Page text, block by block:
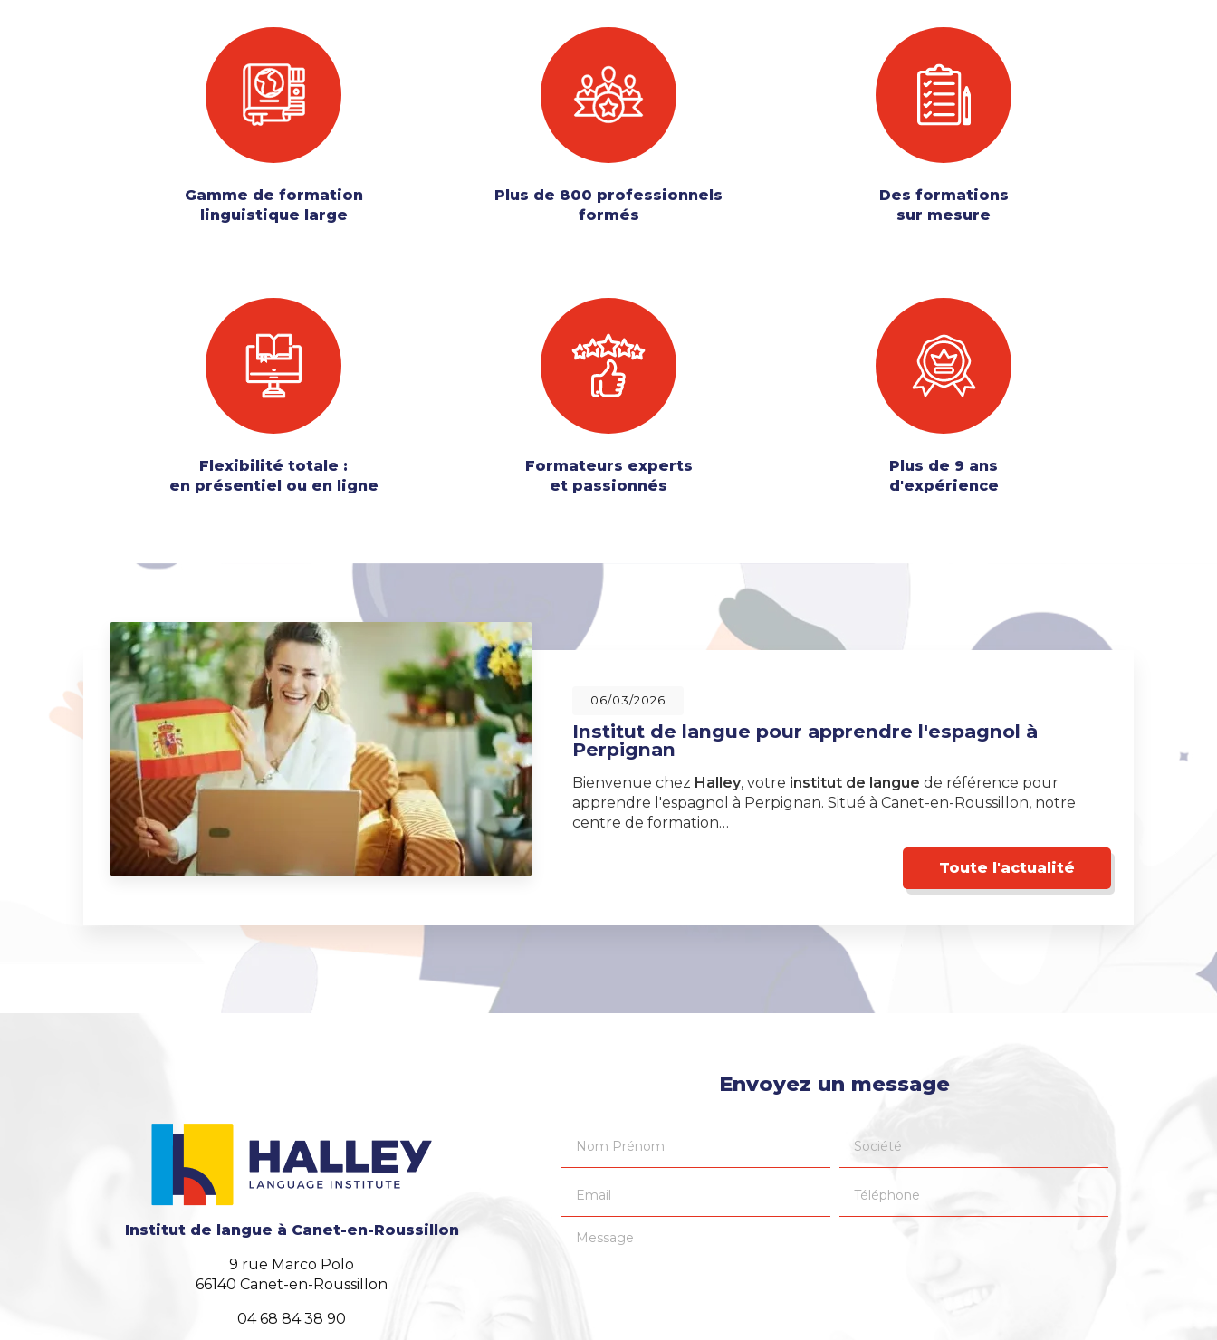
Gamme de formation
linguistique large
Plus de 800 professionnels
formés
Des formations
sur mesure
Flexibilité totale :
en présentiel ou en ligne
Formateurs experts
et passionnés
Plus de 9 ans
d'expérience
06/03/2026
Institut de langue pour apprendre l'espagnol à
Perpignan
Bienvenue chez Halley, votre institut de langue de référence pour
apprendre l'espagnol à Perpignan. Situé à Canet-en-Roussillon, notre
centre de formation…
Toute l'actualité
Institut de langue à Canet-en-Roussillon
9 rue Marco Polo
66140 Canet-en-Roussillon
04 68 84 38 90
Envoyez un message
Message